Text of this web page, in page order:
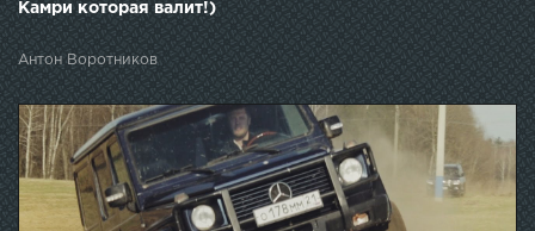
Камри которая валит!)
Антон Воротников